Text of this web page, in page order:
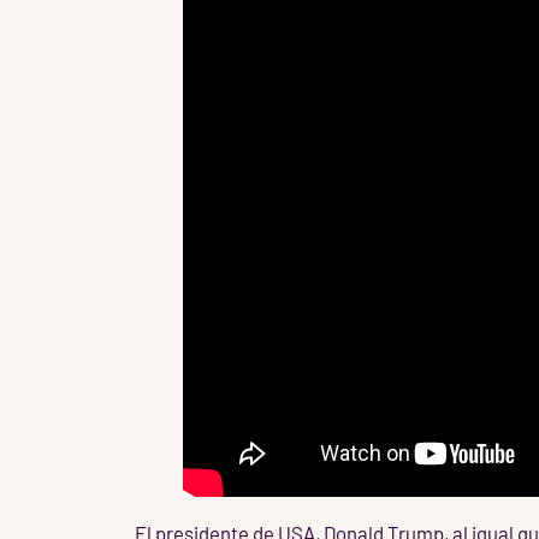
El presidente de USA, Donald Trump, al igual